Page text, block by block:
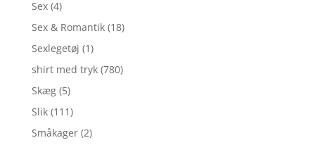
Sex (4)
Sex & Romantik (18)
Sexlegetøj (1)
shirt med tryk (780)
Skæg (5)
Slik (111)
Småkager (2)